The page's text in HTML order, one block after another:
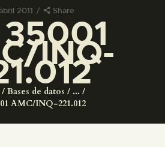
2011 Share
35001
INQ-
Bases de datos
...
AMC/INQ-221.012
LA VISITA